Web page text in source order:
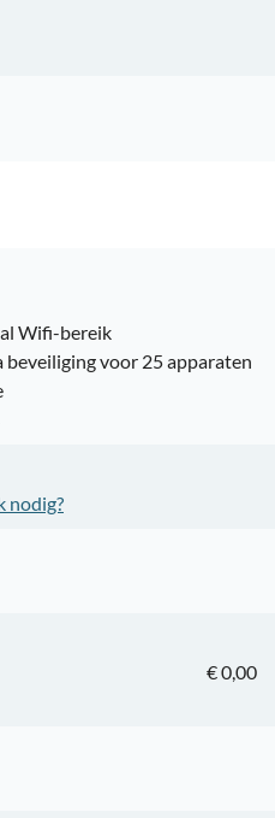
Wifi-bereik
beveiliging voor 25 apparaten
nodig?
€ 0,00